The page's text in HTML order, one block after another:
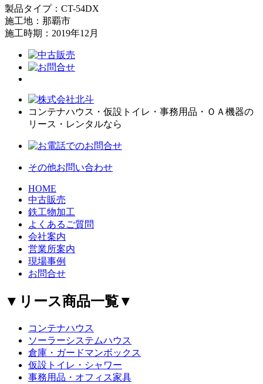
製品タイプ：CT-54DX
施工地：那覇市
施工時期：2019年12月
コンテナハウス・仮設トイレ・事務用品・ＯＡ機器の
リース・レンタルなら
その他お問い合わせ
HOME
中古販売
鉄工物加工
よくあるご質問
会社案内
営業所案内
現場事例
お問合せ
▼リース商品一覧▼
コンテナハウス
ソーラーシステムハウス
倉庫・ガードマンボックス
仮設トイレ・シャワー
事務用品・オフィス家具